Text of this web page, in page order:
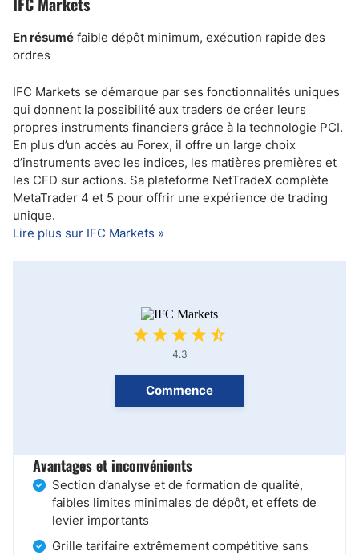
En résumé faible dépôt minimum, exécution rapide des
ordres
IFC Markets se démarque par ses fonctionnalités uniques
qui donnent la possibilité aux traders de créer leurs
propres instruments financiers grâce à la technologie PCI.
En plus d’un accès au Forex, il offre un large choix
d’instruments avec les indices, les matières premières et
les CFD sur actions. Sa plateforme NetTradeX complète
MetaTrader 4 et 5 pour offrir une expérience de trading
unique.
Lire plus sur IFC Markets »
4.3
Commence
Avantages et inconvénients
Section d’analyse et de formation de qualité,
faibles limites minimales de dépôt, et effets de
levier importants
Grille tarifaire extrêmement compétitive sans